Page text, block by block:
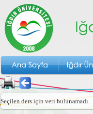
Seçilen ders için veri bulunamadı.